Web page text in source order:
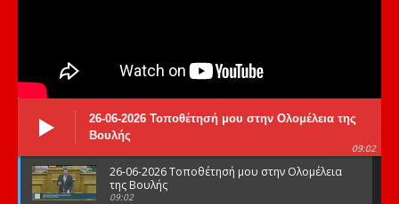
26-06-2026 Τοποθέτησή μου στην Ολομέλεια της
Βουλής
09:02
26-06-2026 Τοποθέτησή μου στην Ολομέλεια
της Βουλής
09:02